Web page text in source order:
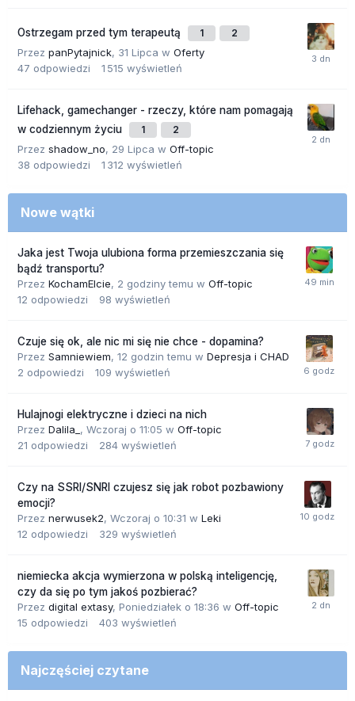
Ostrzegam przed tym terapeutą 1 2
Przez panPytajnick, 31 Lipca w Oferty
47 odpowiedzi 1 515 wyświetleń
Lifehack, gamechanger - rzeczy, które nam pomagają
w codziennym życiu
1 2
Przez shadow_no, 29 Lipca w Off-topic
38 odpowiedzi 1 312 wyświetleń
Nowe wątki
Jaka jest Twoja ulubiona forma przemieszczania się
bądź transportu?
Przez KochamElcie, 2 godziny temu w Off-topic
12 odpowiedzi 98 wyświetleń
Czuje się ok, ale nic mi się nie chce - dopamina?
Przez Samniewiem, 12 godzin temu w Depresja i CHAD
2 odpowiedzi 109 wyświetleń
Hulajnogi elektryczne i dzieci na nich
Przez Dalila_ , Wczoraj o 11:05 w Off-topic
21 odpowiedzi 284 wyświetleń
Czy na SSRI/SNRI czujesz się jak robot pozbawiony
emocji?
Przez nerwusek2, Wczoraj o 10:31 w Leki
12 odpowiedzi 329 wyświetleń
niemiecka akcja wymierzona w polską inteligencję,
czy da się po tym jakoś pozbierać?
Przez digital extasy, Poniedziałek o 18:36 w Off-topic
15 odpowiedzi 403 wyświetleń
Najczęściej czytane